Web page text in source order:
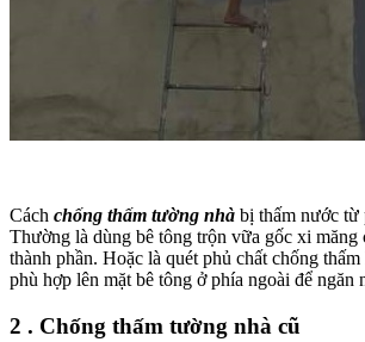
Cách chống thấm tường nhà bị thấm nước từ
Thường là dùng bê tông trộn vữa gốc xi măng
thành phần. Hoặc là quét phủ chất chống
phù hợp lên mặt bê tông ở phía ngoài để ngăn
2 . Chống thấm tường nhà cũ